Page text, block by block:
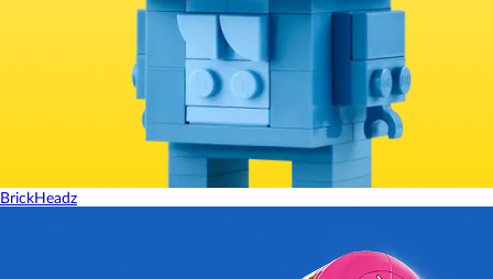
BrickHeadz